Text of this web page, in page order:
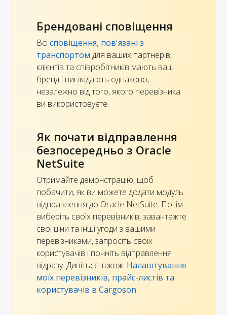
Брендовані сповіщення
Всісповіщення, пов'язані з
транспортом для ваших партнерів,
клієнтів та співробітників мають ваш
бренд і виглядають однаково,
незалежно від того, якого перевізника
ви використовуєте.
Як почати відправлення
безпосередньо з Oracle
NetSuite
Отримайте демонстрацію, щоб
побачити, як ви можете додати модуль
відправлення до Oracle NetSuite. Потім
виберіть своїх перевізників, завантажте
свої ціни та інші угоди з вашими
перевізниками, запросіть своїх
користувачів і почніть відправлення
відразу. Дивіться також: Налаштування
моїх перевізників, прайс-листів та
користувачів в Cargoson.